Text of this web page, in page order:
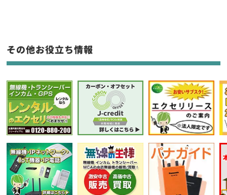
フリーワード入力(製品名等)
選択条件をリセット
その他お役立ち情報